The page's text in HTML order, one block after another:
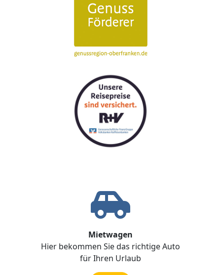
Mietwagen
Hier bekommen Sie das richtige Auto
für Ihren Urlaub